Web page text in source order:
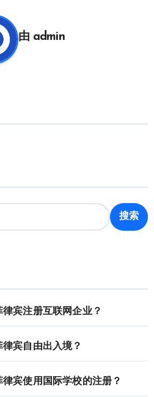
由 admin
搜索
宾注册互联网企业？
宾自由出入境？
宾使用国际学校的注册？